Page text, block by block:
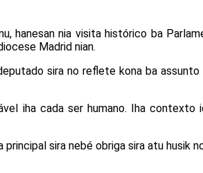
hanesan nia visita histórico ba
Madrid nian.
sira no reflete kona ba
iha cada ser humano. Iha contexto
sira nebé obriga sira atu husik